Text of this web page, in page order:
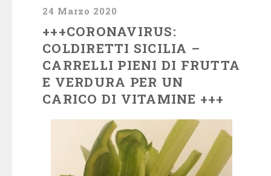
24 Marzo 2020
+++CORONAVIRUS:
COLDIRETTI SICILIA –
CARRELLI PIENI DI FRUTTA
E VERDURA PER UN
CARICO DI VITAMINE +++